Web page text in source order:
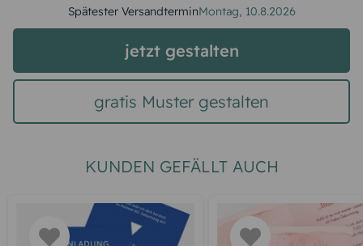
Spätester VersandterminMontag, 10.8.2026
jetzt gestalten
gratis Muster gestalten
KUNDEN GEFÄLLT AUCH